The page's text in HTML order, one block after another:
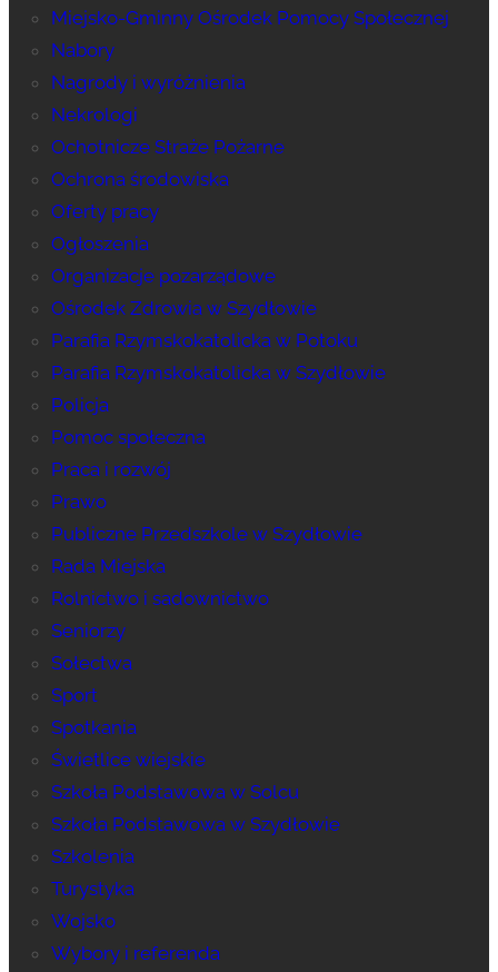
Miejsko-Gminny Ośrodek Pomocy Społecznej
Nabory
Nagrody i wyróżnienia
Nekrologi
Ochotnicze Straże Pożarne
Ochrona środowiska
Oferty pracy
Ogłoszenia
Organizacje pozarządowe
Ośrodek Zdrowia w Szydłowie
Parafia Rzymskokatolicka w Potoku
Parafia Rzymskokatolicka w Szydłowie
Policja
Pomoc społeczna
Praca i rozwój
Prawo
Publiczne Przedszkole w Szydłowie
Rada Miejska
Rolnictwo i sadownictwo
Seniorzy
Sołectwa
Sport
Spotkania
Świetlice wiejskie
Szkoła Podstawowa w Solcu
Szkoła Podstawowa w Szydłowie
Szkolenia
Turystyka
Wojsko
Wybory i referenda